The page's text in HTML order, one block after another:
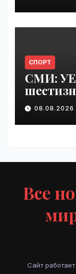
СПОРТ
СМИ:
08.08.2026
Все
Сайт